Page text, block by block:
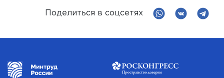
Поделиться в соцсетях